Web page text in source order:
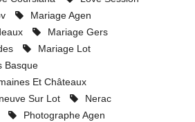
Mariage Agen
Mariage Gers
Mariage Lot
Basque
Et Châteaux
Sur Lot
Nerac
Photographe Agen